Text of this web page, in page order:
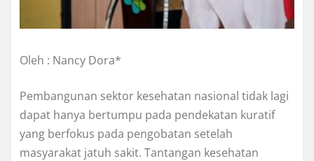
Oleh : Nancy Dora*
Pembangunan sektor kesehatan nasional tidak lagi
dapat hanya bertumpu pada pendekatan kuratif
yang berfokus pada pengobatan setelah
masyarakat jatuh sakit. Tantangan kesehatan